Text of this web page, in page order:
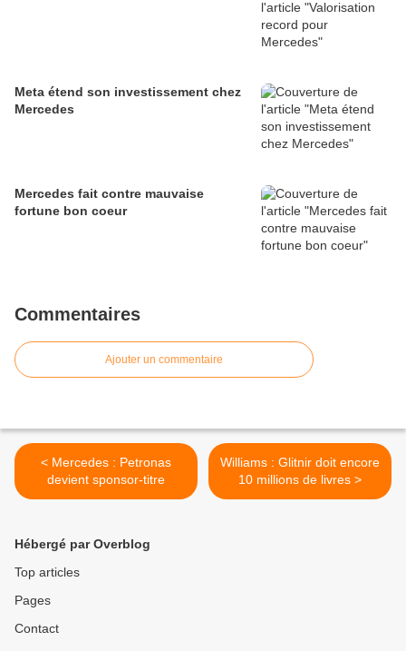
Meta étend son investissement chez
Mercedes
Mercedes fait contre mauvaise
fortune bon coeur
Commentaires
Ajouter un commentaire
< Mercedes : Petronas
devient sponsor-titre
Williams : Glitnir doit encore
10 millions de livres >
Hébergé par Overblog
Top articles
Pages
Contact